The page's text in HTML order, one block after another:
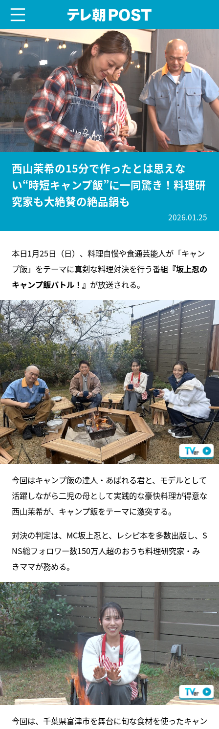
西山茉希の15分で作ったとは思えな
い“時短キャンプ飯”に一同驚き！料理研
究家も大絶賛の絶品鍋も
2026.01.25
本日1月25日（日）、料理自慢や食通芸能人が「キャン
プ飯」をテーマに真剣な料理対決を行う番組 『坂上忍の
キャンプ飯バトル！』 が放送される。
今回はキャンプ飯の達人・あばれる君と、モデルとして
活躍しながら二児の母として実践的な豪快料理が得意な
西山茉希が、キャンプ飯をテーマに激突する。
対決の判定は、MC坂上忍と、レシピ本を多数出版し、S
NS総フォロワー数150万人超のおうち料理研究家・み
きママが務める。
今回は、千葉県富津市を舞台に旬な食材を使ったキャン